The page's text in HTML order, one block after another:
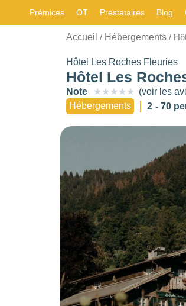
Prémices OT Prestataires Blog
Accueil / Hébergements /
Hôtel Les Roches Fleuries
Hôtel Les
Note ★★★★★ (voir les
Hébergements
2 - 70
CARACTÉRISTIQUE
STYLE
Choisir
Lesfiltres.
BUDGET PAR
PERSONNE